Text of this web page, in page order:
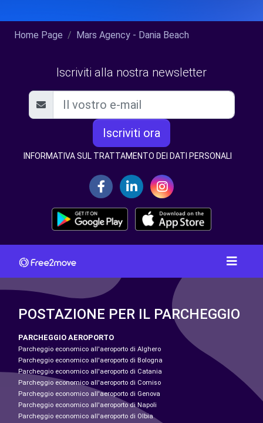
Home Page Mars Agency - Dania Beach
Iscriviti alla nostra newsletter
Iscriviti ora
INFORMATIVA SUL TRATTAMENTO DEI DATI PERSONALI
POSTAZIONE PER IL PARCHEGGIO
PARCHEGGIO AEROPORTO
Parcheggio economico all'aeroporto di Alghero
Parcheggio economico all'aeroporto di Bologna
Parcheggio economico all'aeroporto di Catania
Parcheggio economico all'aeroporto di Comiso
Parcheggio economico all'aeroporto di Genova
Parcheggio economico all'aeroporto di Napoli
Parcheggio economico all'aeroporto di Olbia